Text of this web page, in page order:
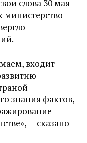
слова 30 мая
министерство
входит
знания фактов,
— сказано